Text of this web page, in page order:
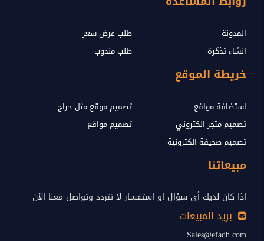
المدونة
طلب عرض سعر
انشاء تذكرة
طلب مندوب
خريطة الموقع
استضافة مواقع
تصميم موقع مثل حراج
تصميم متجر الكتروني
تصميم مواقع
تصميم صحيفة الكترونية
مبيعاتنا
اذا كان لديك أى سؤال او استفسار لا تتردد وتواصل معنا الآن
بريد المبيعات
Sales@efadh.com